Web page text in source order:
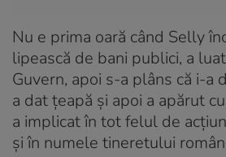
Nu e prima oară când Selly
lipească de bani publici, a
Guvern, apoi s-a plâns că i-a
a dat țeapă și apoi a apărut
a implicat în tot felul de
și în numele tineretului